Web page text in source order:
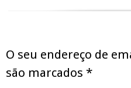
O seu endereço de
são marcados *